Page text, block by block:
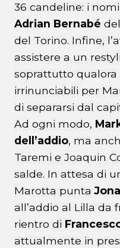
36 candeline: i
Adrian Bernabé
del Torino. Infine,
assistere a un
soprattutto qualora
irrinunciabili per
di separarsi dal
Ad ogni modo,
dell’addio, ma
Taremi e Joaquin
salde. In attesa di
Marotta punta
all’addio al Lilla da
rientro di
attualmente in